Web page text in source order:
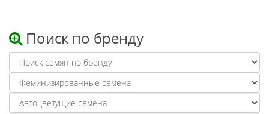
Поиск по бренду